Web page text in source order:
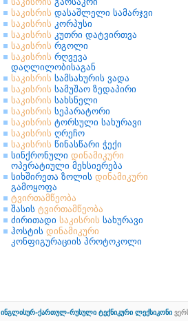
საკისრის დასაშლელი სამარჯვი
საკისრის კორპუსი
საკისრის კუთრი დატვირთვა
საკისრის რგოლი
საკისრის რღვევა
დაღლილობისაგან
საკისრის სამსახურის ვადა
საკისრის სამუშაო ზედაპირი
საკისრის სახსნელი
საკისრის სეპარატორი
საკისრის ტორსული სახურავი
საკისრის ღრეჩო
საკისრის წინასწარი ჭექი
სინქრონული დინამიკური
ოპერატიული მეხსიერება
სიხშირეთა ზოლის დინამიკური
გამოყოფა
ტვირთამწეობა
შასის ტვირთამწეობა
ძირითადი საკისრის სახურავი
ჰოსტის დინამიკური
კონფიგურაციის პროტოკოლი
ინგლისურ-ქართულ-რუსული ტექნიკური ლექსიკონი